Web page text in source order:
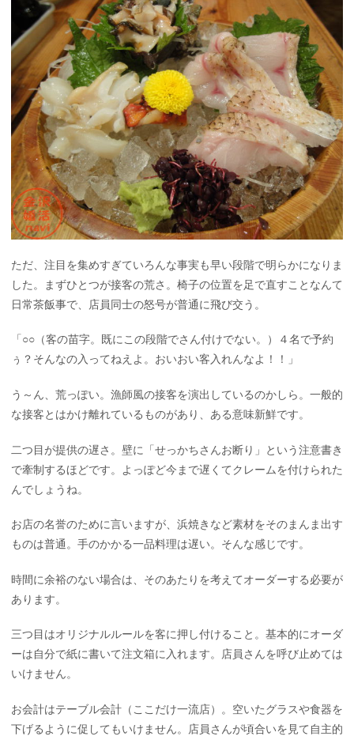
ただ、注目を集めすぎていろんな事実も早い段階で明らかになりま
した。まずひとつが接客の荒さ。椅子の位置を足で直すことなんて
日常茶飯事で、店員同士の怒号が普通に飛び交う。
「○○（客の苗字。既にこの段階でさん付けでない。）４名で予約
ぅ？そんなの入ってねえよ。おいおい客入れんなよ！！」
う～ん、荒っぽい。漁師風の接客を演出しているのかしら。一般的
な接客とはかけ離れているものがあり、ある意味新鮮です。
二つ目が提供の遅さ。壁に「せっかちさんお断り」という注意書き
で牽制するほどです。よっぽど今まで遅くてクレームを付けられた
んでしょうね。
お店の名誉のために言いますが、浜焼きなど素材をそのまんま出す
ものは普通。手のかかる一品料理は遅い。そんな感じです。
時間に余裕のない場合は、そのあたりを考えてオーダーする必要が
あります。
三つ目はオリジナルルールを客に押し付けること。基本的にオーダ
ーは自分で紙に書いて注文箱に入れます。店員さんを呼び止めては
いけません。
お会計はテーブル会計（ここだけ一流店）。空いたグラスや食器を
下げるように促してもいけません。店員さんが頃合いを見て自主的